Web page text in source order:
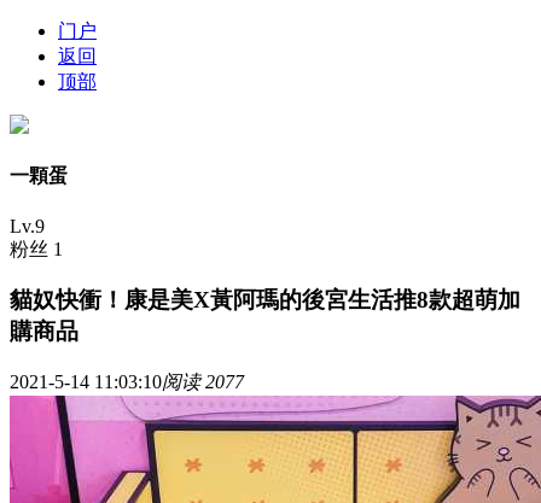
门户
返回
顶部
一顆蛋
Lv.9
粉丝 1
貓奴快衝！康是美X黃阿瑪的後宮生活推8款超萌加
購商品
2021-5-14 11:03:10阅读 2077